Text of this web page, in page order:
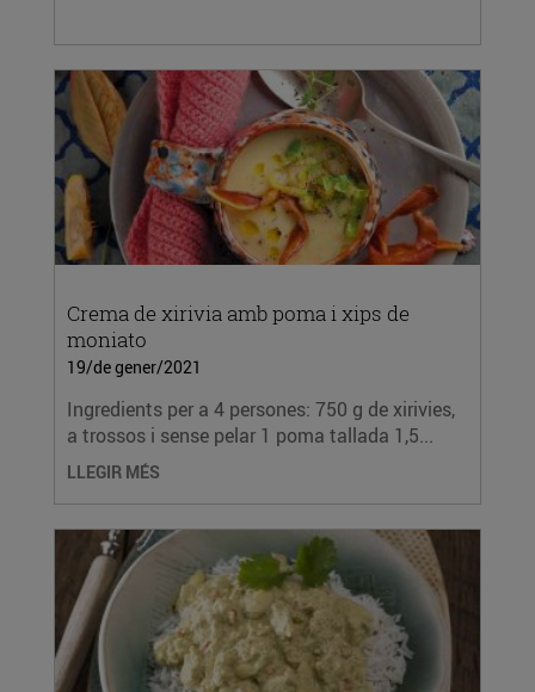
Crema de xirivia amb poma i xips de
moniato
19/de gener/2021
Ingredients per a 4 persones: 750 g de xirivies,
a trossos i sense pelar 1 poma tallada 1,5...
LLEGIR MÉS